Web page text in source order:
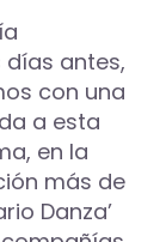
días antes,
con una
a esta
en la
más de
Danza’